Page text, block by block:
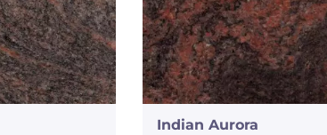
Indian Aurora